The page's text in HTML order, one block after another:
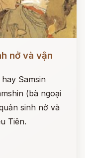
nở và vận
Samsin
(bà ngoại
sinh nở và
Tiên.